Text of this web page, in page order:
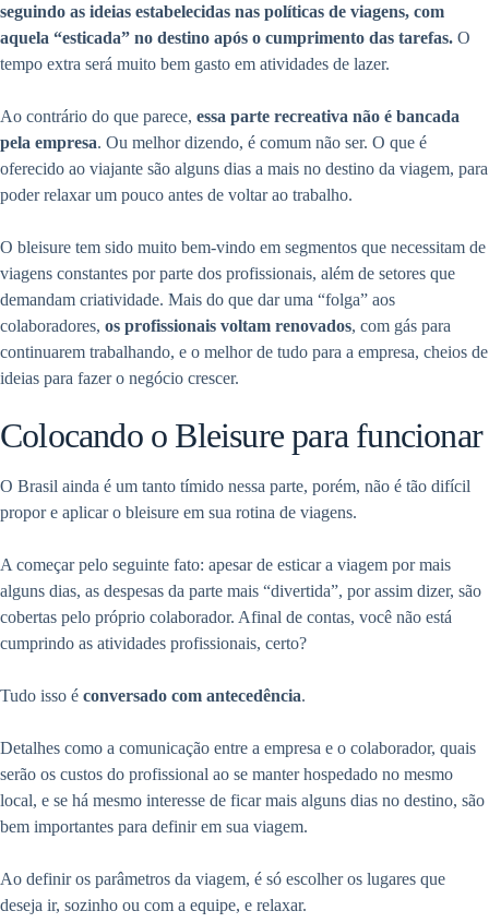
seguindo as ideias estabelecidas nas políticas de viagens, com
aquela “esticada” no destino após o cumprimento das tarefas. O
tempo extra será muito bem gasto em atividades de lazer.
Ao contrário do que parece, essa parte recreativa não é bancada
pela empresa. Ou melhor dizendo, é comum não ser. O que é
oferecido ao viajante são alguns dias a mais no destino da viagem, para
poder relaxar um pouco antes de voltar ao trabalho.
O bleisure tem sido muito bem-vindo em segmentos que necessitam de
viagens constantes por parte dos profissionais, além de setores que
demandam criatividade. Mais do que dar uma “folga” aos
colaboradores, os profissionais voltam renovados, com gás para
continuarem trabalhando, e o melhor de tudo para a empresa, cheios de
ideias para fazer o negócio crescer.
Colocando o Bleisure para funcionar
O Brasil ainda é um tanto tímido nessa parte, porém, não é tão difícil
propor e aplicar o bleisure em sua rotina de viagens.
A começar pelo seguinte fato: apesar de esticar a viagem por mais
alguns dias, as despesas da parte mais “divertida”, por assim dizer, são
cobertas pelo próprio colaborador. Afinal de contas, você não está
cumprindo as atividades profissionais, certo?
Tudo isso é conversado com antecedência.
Detalhes como a comunicação entre a empresa e o colaborador, quais
serão os custos do profissional ao se manter hospedado no mesmo
local, e se há mesmo interesse de ficar mais alguns dias no destino, são
bem importantes para definir em sua viagem.
Ao definir os parâmetros da viagem, é só escolher os lugares que
deseja ir, sozinho ou com a equipe, e relaxar.